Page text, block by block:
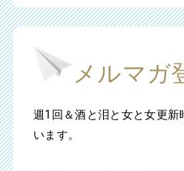
メルマガ
週1回＆酒と泪と女と女更新
います。